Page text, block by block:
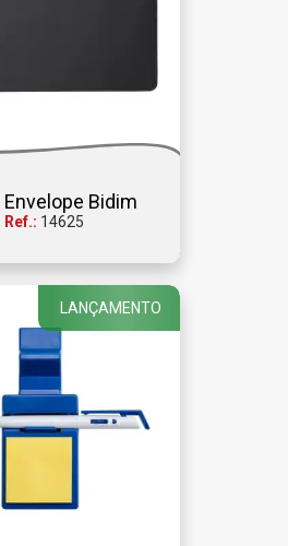
Envelope Bidim
Ref.: 14625
LANÇAMENTO